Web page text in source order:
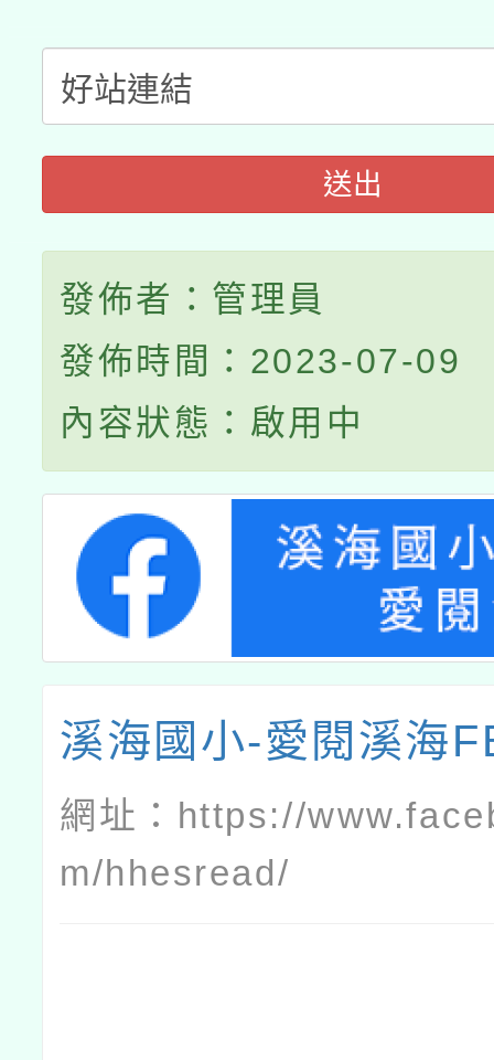
接種對象擴大為「滿6
接種之民眾」措施，延
月28日止
送出
發佈者：管理員
發佈時間：2023-07-09
內容狀態：啟用中
溪海國小-愛閱溪海
網址： https://
m/hhesread/